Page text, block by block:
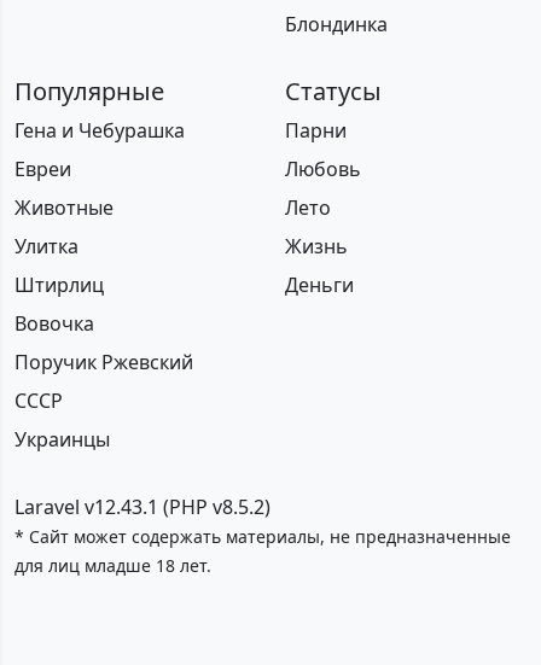
Блондинка
Популярные
Гена и Чебурашка
Евреи
Животные
Улитка
Штирлиц
Вовочка
Поручик Ржевский
СССР
Украинцы
Статусы
Парни
Любовь
Лето
Жизнь
Деньги
Laravel v12.43.1 (PHP v8.5.2)
* Сайт может содержать материалы, не предназначенные
для лиц младше 18 лет.